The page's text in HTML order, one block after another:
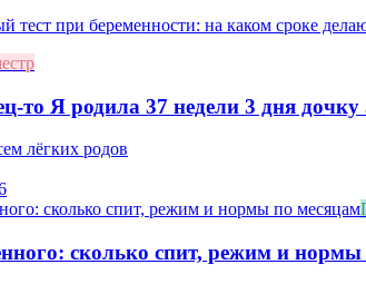
тест при беременности: на каком сроке
то Я родила 37 недели 3 дня
лёгких родов
сколько спит, режим и нормы